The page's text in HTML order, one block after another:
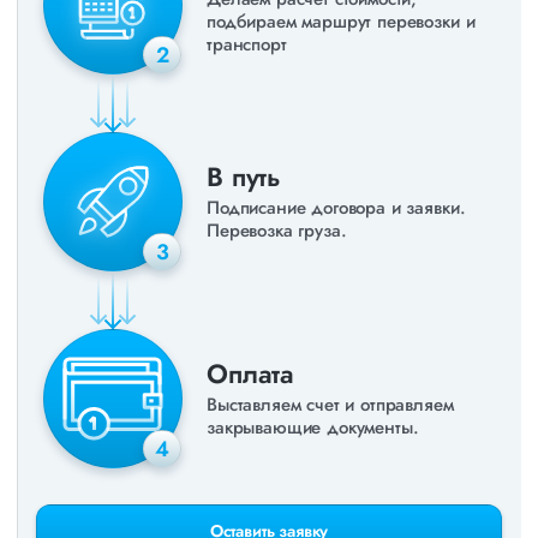
2
подбираем маршрут перевозки и
транспорт
3
В путь
Подписание договора и заявки.
Перевозка груза.
4
Оплата
Выставляем счет и отправляем
закрывающие документы.
Оставить заявку